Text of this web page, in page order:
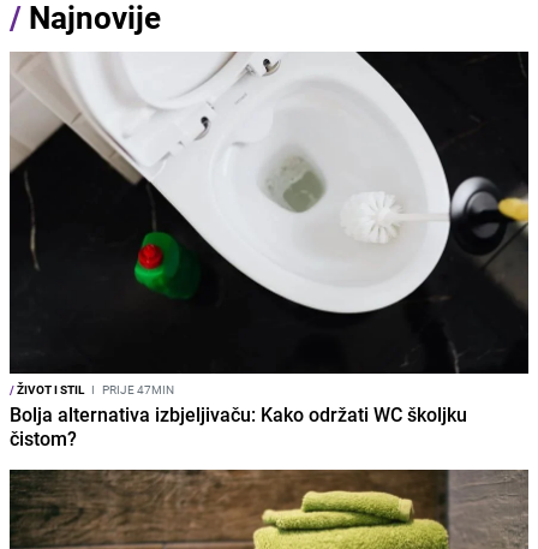
/ Najnovije
/ŽIVOT I STIL I PRIJE 47MIN
Bolja alternativa izbjeljivaču: Kako održati WC školjku
čistom?